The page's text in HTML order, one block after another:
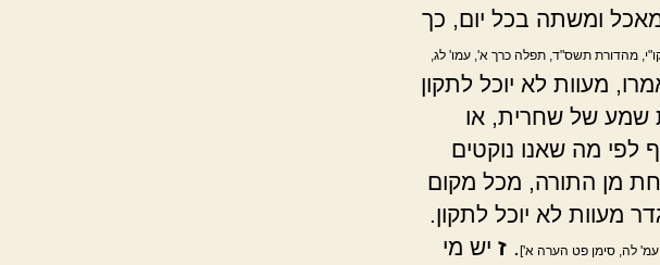
ומשתה בכל יום, כך
מהדורת תשס"ד, תפלה כרך א', עמו' לג,
מעוות לא יוכל לתקון
שמע של שחרית, או
מה שאנו נוקטים
מן התורה, מכל מקום
מעוות לא יוכל לתקון.
עמ' לה, סימן פט הערה א'] ז יש מי